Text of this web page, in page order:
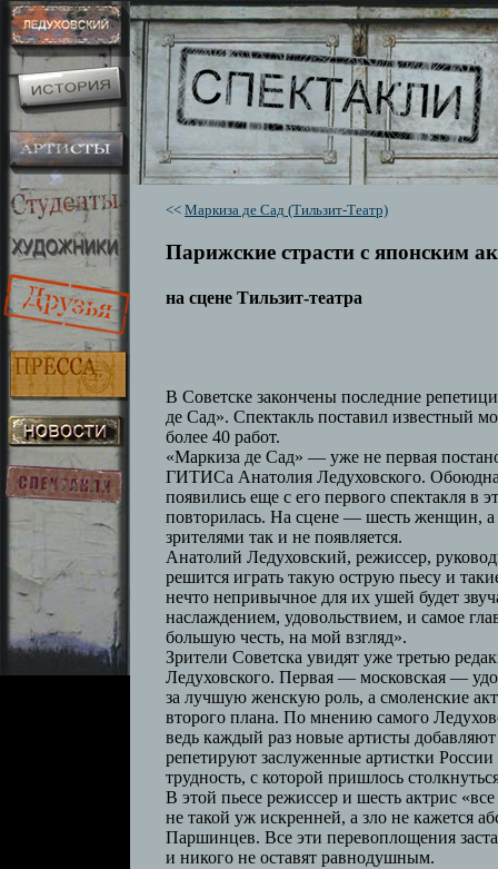
<< Маркиза де Сад (Тильзит-Театр)
Парижские страсти с японским
на сцене Тильзит-театра
В Советске закончены последние
де Сад». Спектакль поставил известный
более 40 работ.
«Маркиза де Сад» — уже не первая
ГИТИСа Анатолия Ледуховского.
появились еще с его первого спектакля в
повторилась. На сцене — шесть женщин,
зрителями так и не появляется.
Анатолий Ледуховский, режиссер,
решится играть такую острую пьесу и
нечто непривычное для их ушей будет
наслаждением, удовольствием, и самое
большую честь, на мой взгляд».
Зрители Советска увидят уже третью
Ледуховского. Первая — московская —
за лучшую женскую роль, а смоленские
второго плана. По мнению самого
ведь каждый раз новые артисты
репетируют заслуженные артистки
трудность, с которой пришлось
В этой пьесе режиссер и шесть актрис
не такой уж искренней, а зло не кажется
Паршинцев. Все эти перевоплощения
и никого не оставят равнодушным.